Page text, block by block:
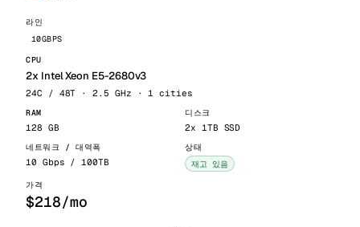
10GBPS
2x Intel Xeon E5-2680v3
24C / 48T · 2.5 GHz · 1 cities
128 GB 2x 1TB SSD
10 Gbps / 100TB 재고 있음
$218/mo